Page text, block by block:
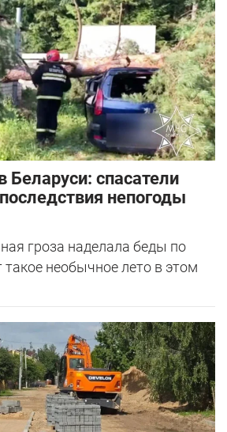
Беларуси: спасатели
непогоды
гроза наделала беды по
такое необычное лето в этом